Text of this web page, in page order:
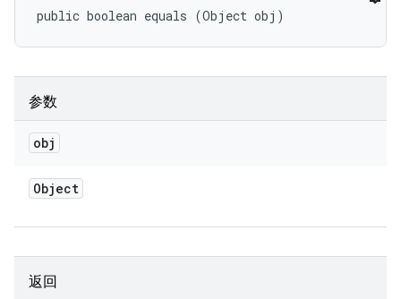
public boolean equals (Object obj)
参数
obj
Object
返回